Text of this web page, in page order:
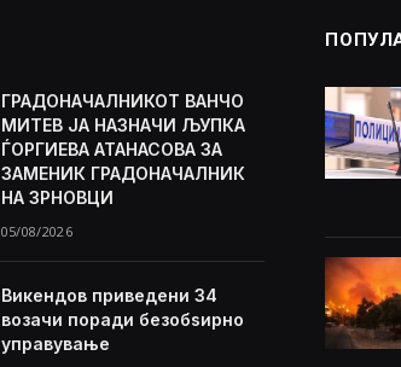
ГРАДОНАЧАЛНИКОТ ВАНЧО
МИТЕВ ЈА НАЗНАЧИ ЉУПКА
ЃОРГИЕВА АТАНАСОВА ЗА
ЗАМЕНИК ГРАДОНАЧАЛНИК
НА ЗРНОВЦИ
05/08/2026
Викендов приведени 34
возачи поради безобѕирно
управување